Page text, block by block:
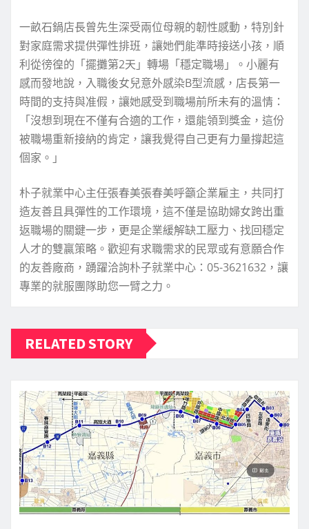
一畝石鍋店長曾先生深受兩位母親的韌性感動，特別針
對家庭需求提供彈性排班，讓她們能準時接送小孩，順
利從徬徨的「擺攤第2天」轉場「穩定職場」。小麗有
感而發地說，入職後女兒意外感染B型流感，店長第一
時間的支持與准假，讓她感受到職場前所未有的溫情：
「沒想到現在不僅有合適的工作，還能領到獎金，這份
被職場重新接納的肯定，讓我覺得自己更有力量撐起這
個家。」
朴子就業中心主任張春美張春美呼籲企業雇主，共同打
造友善且具彈性的工作環境，這不僅是協助婦女跨出重
返職場的關鍵一步，更是企業緩解缺工壓力、找回穩定
人才的雙贏策略。歡迎有求職需求的民眾或有意願合作
的友善廠商，踴躍洽詢朴子就業中心：05-3621632，讓
專業的就服團隊助您一臂之力。
RELATED STORY